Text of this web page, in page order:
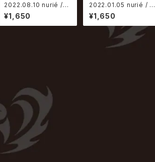
2022.08.10 nurié /
生きてて偉い
¥1,650
2022.01.05 nurié / R
ooM-6-
¥1,650